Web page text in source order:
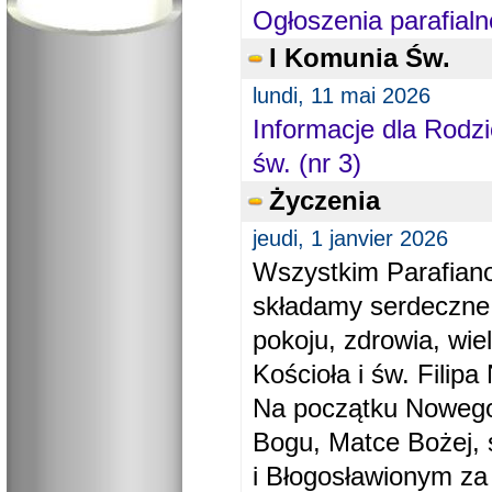
Ogłoszenia
I Komunia Św.
lundi, 11 mai 2026
Informacje dla
św. (nr 3)
Życzenia
jeudi, 1 janvier 2026
Wszystkim
składamy
pokoju, zdrowia,
Kościoła i św. Filipa
Na początku
Bogu, Matce Bożej,
i Błogosławionym